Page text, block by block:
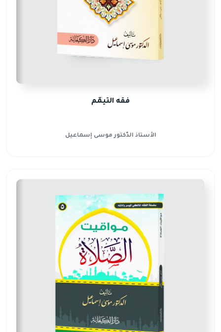
فقه التيمّم
الأستاذ الدّكتور موسى إسماعيل